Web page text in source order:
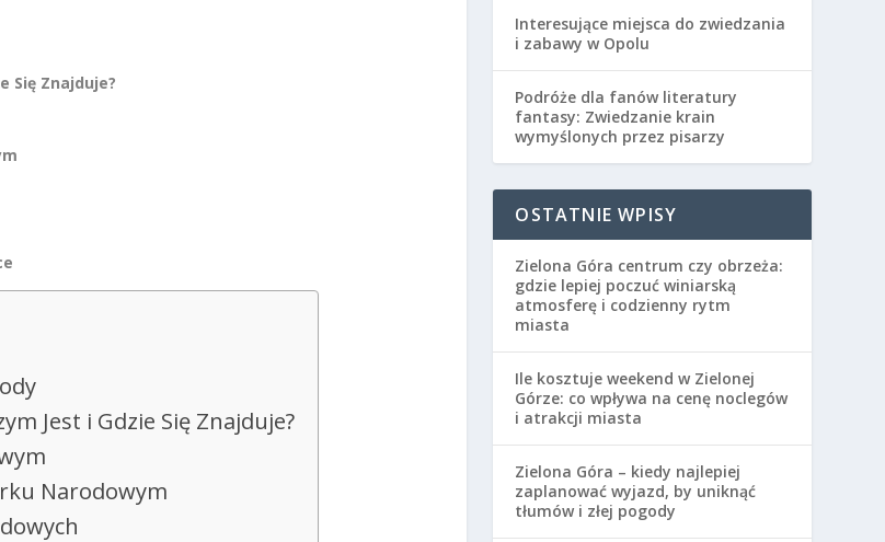
Się Znajduje?
Jest i Gdzie Się Znajduje?
Narodowym
Interesujące miejsca do zwiedzania
i zabawy w Opolu
Podróże dla fanów literatury
fantasy: Zwiedzanie krain
wymyślonych przez pisarzy
OSTATNIE WPISY
Zielona Góra centrum czy obrzeża:
gdzie lepiej poczuć winiarską
atmosferę i codzienny rytm
miasta
Ile kosztuje weekend w Zielonej
Górze: co wpływa na cenę noclegów
i atrakcji miasta
Zielona Góra – kiedy najlepiej
zaplanować wyjazd, by uniknąć
tłumów i złej pogody